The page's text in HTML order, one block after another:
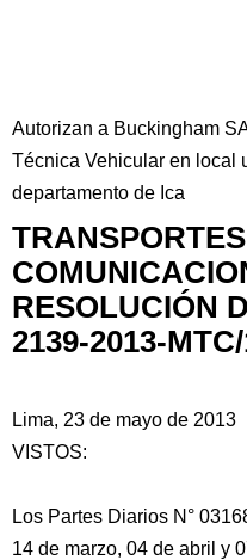
Autorizan a Buckingham
Técnica Vehicular en local
departamento de Ica
RESOLUCIÓN
2139-2013-
Lima, 23 de mayo de 2013
VISTOS:
Los Partes Diarios N°
14 de marzo, 04 de abril y